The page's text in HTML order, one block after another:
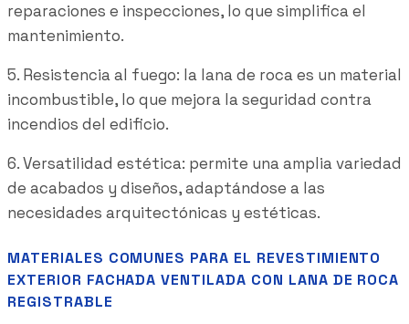
reparaciones e inspecciones, lo que simplifica el
mantenimiento.
5. Resistencia al fuego: la lana de roca es un material
incombustible, lo que mejora la seguridad contra
incendios del edificio.
6. Versatilidad estética: permite una amplia variedad
de acabados y diseños, adaptándose a las
necesidades arquitectónicas y estéticas.
MATERIALES COMUNES PARA EL REVESTIMIENTO
EXTERIOR FACHADA VENTILADA CON LANA DE ROCA
REGISTRABLE